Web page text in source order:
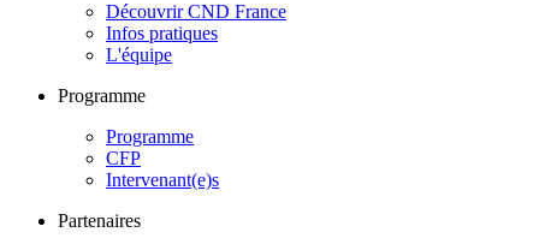
Découvrir CND France
Infos pratiques
L'équipe
Programme
Programme
CFP
Intervenant(e)s
Partenaires